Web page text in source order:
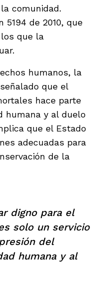
comunidad.
5194 de 2010, que
que la
humanos, la
que el
hace parte
humana y al duelo
que el Estado
adecuadas para
de la
digno para el
solo un servicio
del
humana y al